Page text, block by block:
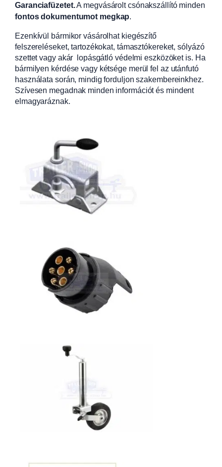
Garanciafüzetet.A megvásárolt csónakszállító minden
fontos dokumentumot megkap.
Ezenkívül bármikor vásárolhat kiegészítő
felszereléseket, tartozékokat, támasztókereket, sólyázó
szettet vagy akár lopásgátló védelmi eszközöket is. Ha
bármilyen kérdése vagy kétsége merül fel az utánfutó
használata során, mindig forduljon szakembereinkhez.
Szívesen megadnak minden információt és mindent
elmagyaráznak.